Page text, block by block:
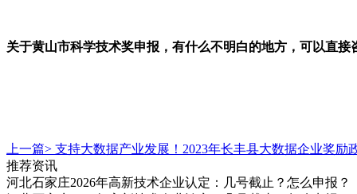
关于黄山市科学技术奖申报，有什么不明白的地方，可以直接
上一篇> 支持大数据产业发展！2023年长丰县大数据企业奖励
推荐资讯
河北石家庄2026年高新技术企业认定：几号截止？怎么申报？